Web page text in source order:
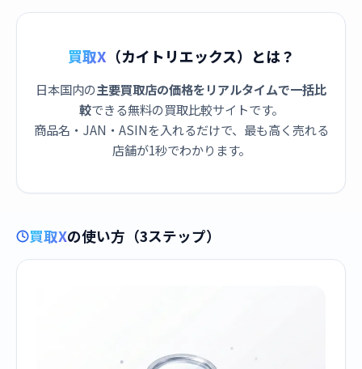
買取X （カイトリエックス）とは？
日本国内の主要買取店の価格をリアルタイムで一括比
較できる無料の買取比較サイトです。
商品名・JAN・ASINを入れるだけで、最も高く売れる
店舗が1秒でわかります。
買取Xの使い方（3ステップ）